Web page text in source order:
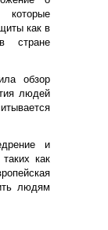
как в
стране
обзор
людей
и
как
людям